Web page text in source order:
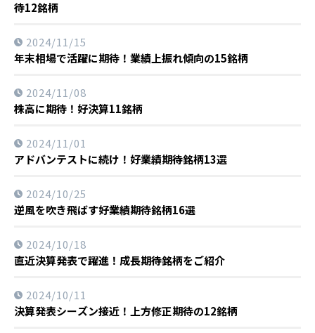
待12銘柄
年末相場で活躍に期待！業績上振れ傾向の15銘柄
2024/11/15
株高に期待！好決算11銘柄
2024/11/08
アドバンテストに続け！好業績期待銘柄13選
2024/11/01
逆風を吹き飛ばす好業績期待銘柄16選
2024/10/25
直近決算発表で躍進！成長期待銘柄をご紹介
2024/10/18
決算発表シーズン接近！上方修正期待の12銘柄
2024/10/11